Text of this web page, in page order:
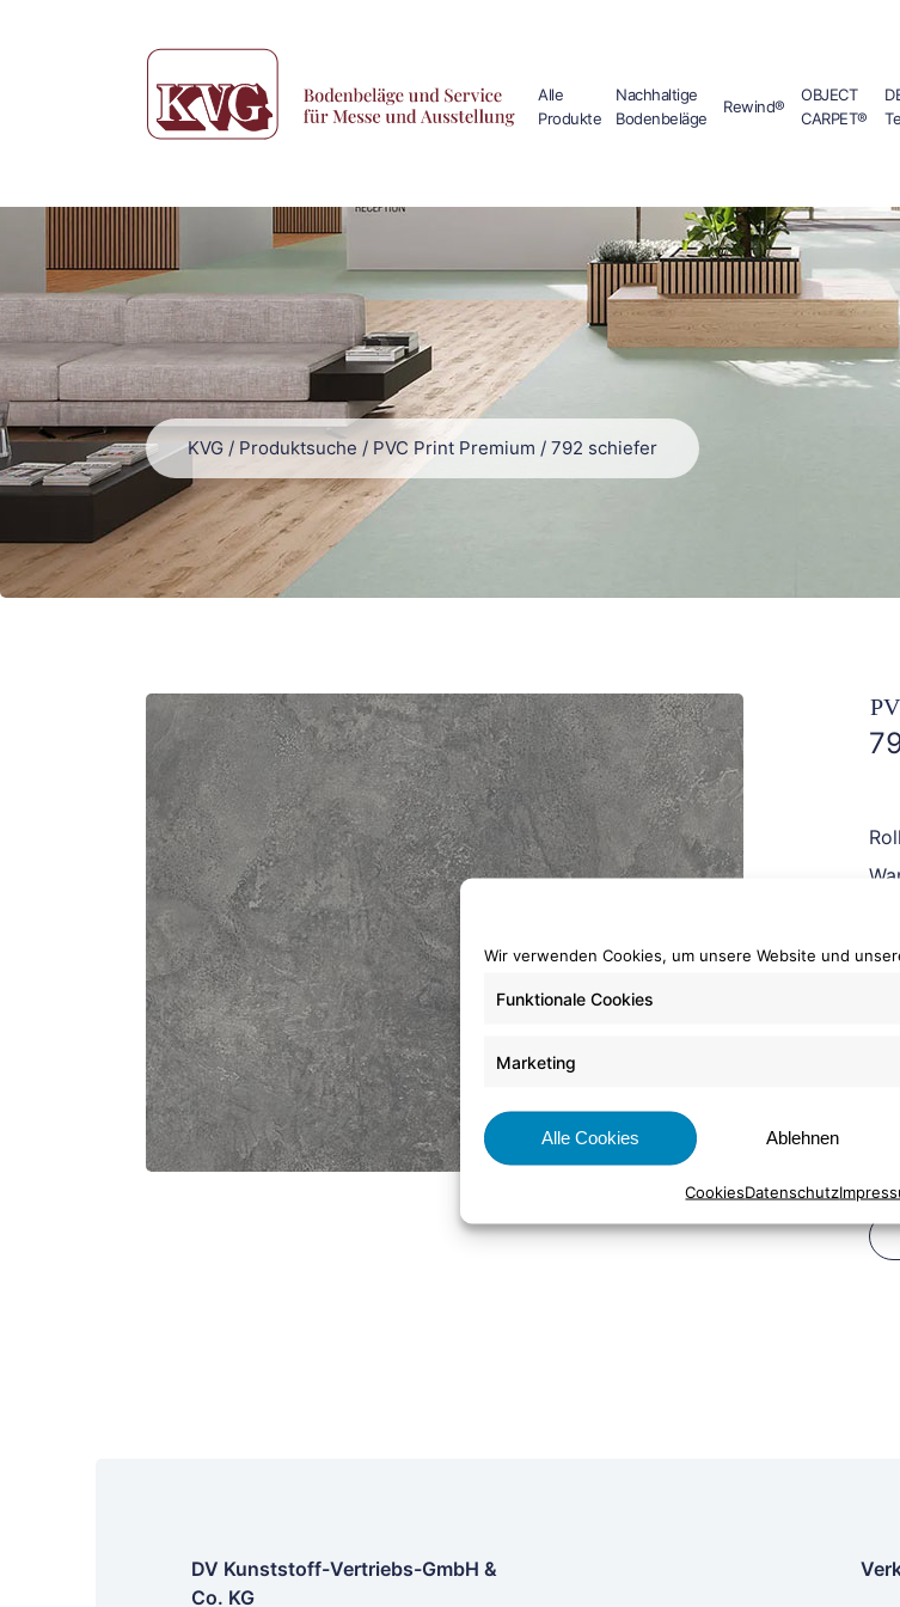
Wir verwenden Cookies, um unsere Website und
Funktionale Cookies
Marketing
Alle Cookies Ablehnen
CookiesDatenschutz
Alle
Produkte
Nachhaltige
Bodenbeläge
Rewind®
OBJECT
CARPET®
KVG / Produktsuche / PVC Print Premium / 792 schiefer
DV Kunststoff-Vertriebs-GmbH &
Co. KG